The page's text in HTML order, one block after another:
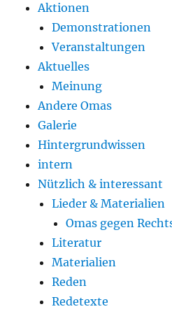
Aktionen
Demonstrationen
Veranstaltungen
Aktuelles
Meinung
Andere Omas
Galerie
Hintergrundwissen
intern
Nützlich & interessant
Lieder & Materialien
Omas gegen
Literatur
Materialien
Reden
Redetexte